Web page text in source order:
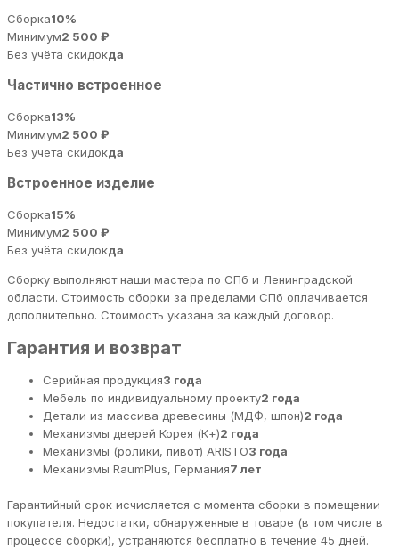
Сборка10%
Минимум2 500 ₽
Без учёта скидокда
Частично встроенное
Сборка13%
Минимум2 500 ₽
Без учёта скидокда
Встроенное изделие
Сборка15%
Минимум2 500 ₽
Без учёта скидокда
Сборку выполняют наши мастера по СПб и Ленинградской
области. Стоимость сборки за пределами СПб оплачивается
дополнительно. Стоимость указана за каждый договор.
Гарантия и возврат
Серийная продукция3 года
Мебель по индивидуальному проекту2 года
Детали из массива древесины (МДФ, шпон)2 года
Механизмы дверей Корея (К+)2 года
Механизмы (ролики, пивот) ARISTO3 года
Механизмы RaumPlus, Германия7 лет
Гарантийный срок исчисляется с момента сборки в помещении
покупателя. Недостатки, обнаруженные в товаре (в том числе в
процессе сборки), устраняются бесплатно в течение 45 дней.